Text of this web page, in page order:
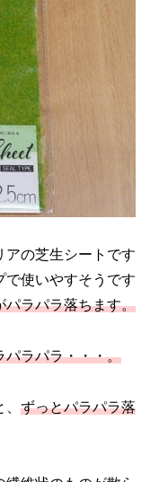
アの芝生シートです
で使いやすそうです
パラパラ落ちます。
パラパラ・・・。
ずっとパラパラ落